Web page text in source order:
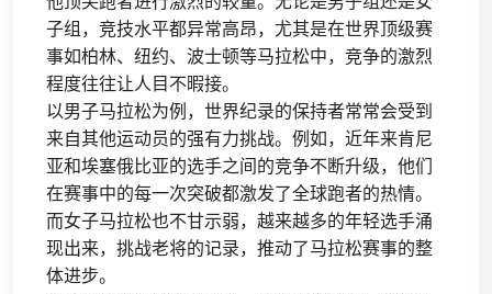
子组，竞技水平都异常高昂，尤其是在世界顶级赛
事如柏林、纽约、波士顿等马拉松中，竞争的激烈
程度往往让人目不暇接。
以男子马拉松为例，世界纪录的保持者常常会受到
来自其他运动员的强有力挑战。例如，近年来肯尼
亚和埃塞俄比亚的选手之间的竞争不断升级，他们
在赛事中的每一次突破都激发了全球跑者的热情。
而女子马拉松也不甘示弱，越来越多的年轻选手涌
现出来，挑战老将的记录，推动了马拉松赛事的整
体进步。